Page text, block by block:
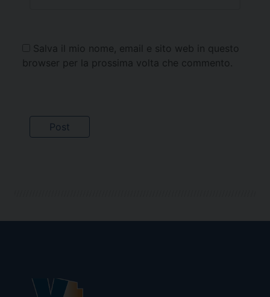
Salva il mio nome, email e sito web in questo
browser per la prossima volta che commento.